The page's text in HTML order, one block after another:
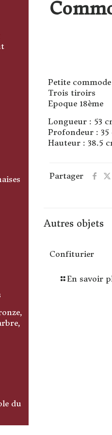
Petite
Trois tiroirs
Epoque 18ème
Longueur : 53
Profondeur : 35
Hauteur : 38.5
Partager
Autres objets
Confiturier
En savoir
du